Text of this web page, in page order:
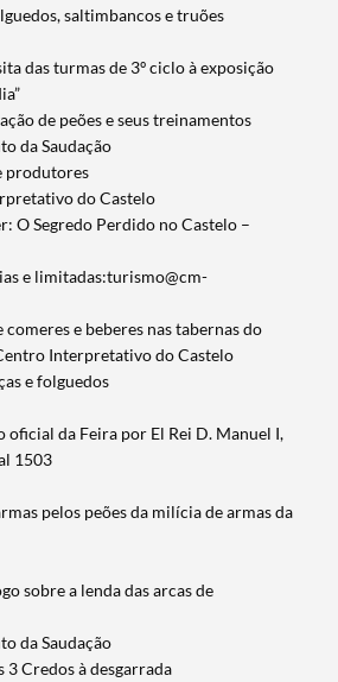
saltimbancos e truões
das turmas de 3º ciclo à exposição
de peões e seus treinamentos
da Saudação
produtores
do Castelo
O Segredo Perdido no Castelo –
e limitadas:turismo@cm-
e beberes nas tabernas do
Interpretativo do Castelo
e folguedos
oficial da Feira por El Rei D. Manuel I,
1503
pelos peões da milícia de armas da
sobre a lenda das arcas de
da Saudação
3 Credos à desgarrada